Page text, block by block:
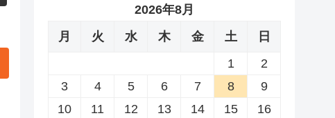
2026年8月
月
火 水 木 金 土
日
1
2
3
4 5 6 7 8
9
10
11 12 13 14 15
16